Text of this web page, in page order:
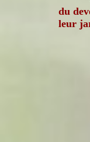
du
leur